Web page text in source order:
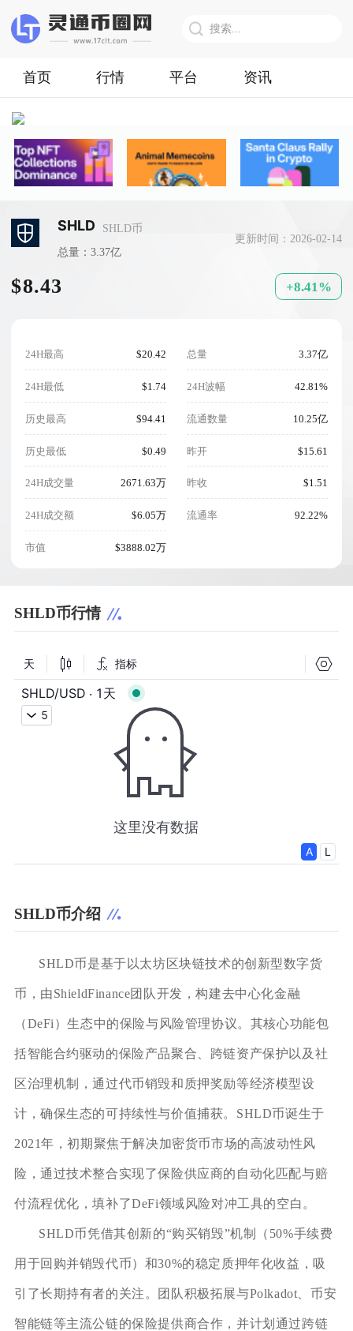
首页 行情 平台 资讯
SHLD
SHLD币
总量：3.37亿
更新时间：2026-02-14
$8.43 +8.41%
24H最高 $20.42
24H最低 $1.74
历史最高 $94.41
历史最低 $0.49
24H成交量 2671.63万
24H成交额 $6.05万
市值 $3888.02万
总量 3.37亿
24H波幅 42.81%
流通数量 10.25亿
昨开 $15.61
昨收 $1.51
流通率 92.22%
SHLD币行情
SHLD币介绍
SHLD币是基于以太坊区块链技术的创新型数字货
币，由ShieldFinance团队开发，构建去中心化金融
（DeFi）生态中的保险与风险管理协议。其核心功能包
括智能合约驱动的保险产品聚合、跨链资产保护以及社
区治理机制，通过代币销毁和质押奖励等经济模型设
计，确保生态的可持续性与价值捕获。SHLD币诞生于
2021年，初期聚焦于解决加密货币市场的高波动性风
险，通过技术整合实现了保险供应商的自动化匹配与赔
付流程优化，填补了DeFi领域风险对冲工具的空白。
SHLD币凭借其创新的“购买销毁”机制（50%手续费
用于回购并销毁代币）和30%的稳定质押年化收益，吸
引了长期持有者的关注。团队积极拓展与Polkadot、币安
智能链等主流公链的保险提供商合作，并计划通过跨链